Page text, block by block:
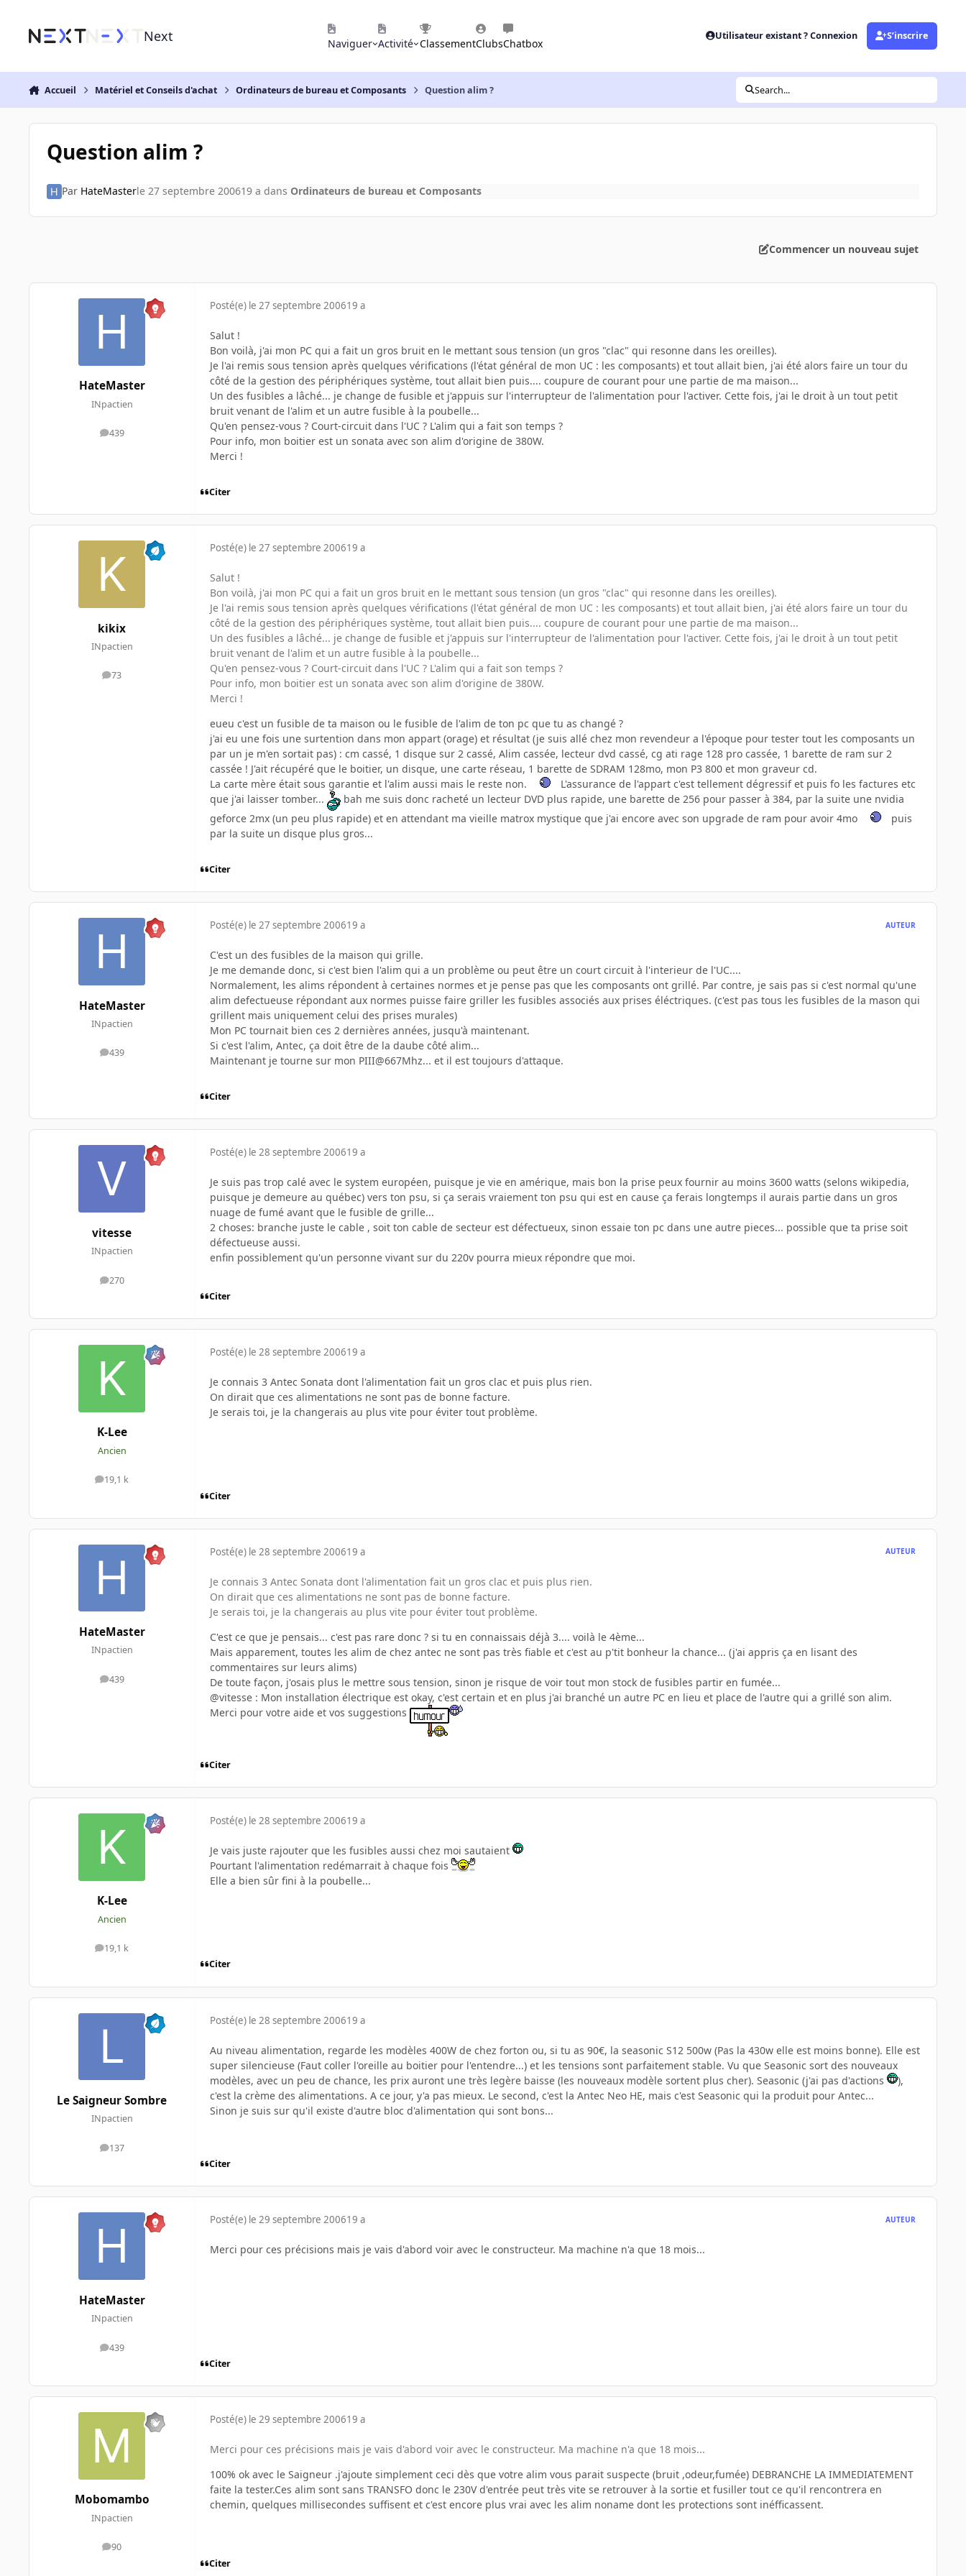
Next Naviguer Activité ClassementClubsChatbox
Utilisateur existant ? Connexion S’inscrire
Accueil Matériel et Conseils d'achat Ordinateurs de bureau et Composants Question alim ? Search...
Question alim ?
Par HateMasterle 27 septembre 200619 a dans Ordinateurs de bureau et Composants
Commencer un nouveau sujet
HateMaster
INpactien
439
messages
Posté(e) le 27 septembre 200619 a
Salut !
Bon voilà, j'ai mon PC qui a fait un gros bruit en le mettant sous tension (un gros "clac" qui resonne dans les oreilles).
Je l'ai remis sous tension après quelques vérifications (l'état général de mon UC : les composants) et tout allait bien, j'ai été alors faire un tour du
côté de la gestion des périphériques système, tout allait bien puis.... coupure de courant pour une partie de ma maison...
Un des fusibles a lâché... je change de fusible et j'appuis sur l'interrupteur de l'alimentation pour l'activer. Cette fois, j'ai le droit à un tout petit
bruit venant de l'alim et un autre fusible à la poubelle...
Qu'en pensez-vous ? Court-circuit dans l'UC ? L'alim qui a fait son temps ?
Pour info, mon boitier est un sonata avec son alim d'origine de 380W.
Merci !
Citer
kikix
INpactien
73
messages
Posté(e) le 27 septembre 200619 a
Salut !
Bon voilà, j'ai mon PC qui a fait un gros bruit en le mettant sous tension (un gros "clac" qui resonne dans les oreilles).
Je l'ai remis sous tension après quelques vérifications (l'état général de mon UC : les composants) et tout allait bien, j'ai été alors faire un tour du
côté de la gestion des périphériques système, tout allait bien puis.... coupure de courant pour une partie de ma maison...
Un des fusibles a lâché... je change de fusible et j'appuis sur l'interrupteur de l'alimentation pour l'activer. Cette fois, j'ai le droit à un tout petit
bruit venant de l'alim et un autre fusible à la poubelle...
Qu'en pensez-vous ? Court-circuit dans l'UC ? L'alim qui a fait son temps ?
Pour info, mon boitier est un sonata avec son alim d'origine de 380W.
Merci !
eueu c'est un fusible de ta maison ou le fusible de l'alim de ton pc que tu as changé ?
j'ai eu une fois une surtention dans mon appart (orage) et résultat (je suis allé chez mon revendeur a l'époque pour tester tout les composants un
par un je m'en sortait pas) : cm cassé, 1 disque sur 2 cassé, Alim cassée, lecteur dvd cassé, cg ati rage 128 pro cassée, 1 barette de ram sur 2
cassée ! J'ait récupéré que le boitier, un disque, une carte réseau, 1 barette de SDRAM 128mo, mon P3 800 et mon graveur cd.
La carte mère était sous garantie et l'alim aussi mais le reste non.
L'assurance de l'appart c'est tellement dégressif et puis fo les factures etc
que j'ai laisser tomber...
bah me suis donc racheté un lecteur DVD plus rapide, une barette de 256 pour passer à 384, par la suite une nvidia
geforce 2mx (un peu plus rapide) et en attendant ma vieille matrox mystique que j'ai encore avec son upgrade de ram pour avoir 4mo
puis
par la suite un disque plus gros...
Citer
HateMaster
INpactien
439
messages
Posté(e) le 27 septembre 200619 a AUTEUR
C'est un des fusibles de la maison qui grille.
Je me demande donc, si c'est bien l'alim qui a un problème ou peut être un court circuit à l'interieur de l'UC....
Normalement, les alims répondent à certaines normes et je pense pas que les composants ont grillé. Par contre, je sais pas si c'est normal qu'une
alim defectueuse répondant aux normes puisse faire griller les fusibles associés aux prises éléctriques. (c'est pas tous les fusibles de la mason qui
grillent mais uniquement celui des prises murales)
Mon PC tournait bien ces 2 dernières années, jusqu'à maintenant.
Si c'est l'alim, Antec, ça doit être de la daube côté alim...
Maintenant je tourne sur mon PIII@667Mhz... et il est toujours d'attaque.
Citer
vitesse
INpactien
270
messages
Posté(e) le 28 septembre 200619 a
Je suis pas trop calé avec le system européen, puisque je vie en amérique, mais bon la prise peux fournir au moins 3600 watts (selons wikipedia,
puisque je demeure au québec) vers ton psu, si ça serais vraiement ton psu qui est en cause ça ferais longtemps il aurais partie dans un gros
nuage de fumé avant que le fusible de grille...
2 choses: branche juste le cable , soit ton cable de secteur est défectueux, sinon essaie ton pc dans une autre pieces... possible que ta prise soit
défectueuse aussi.
enfin possiblement qu'un personne vivant sur du 220v pourra mieux répondre que moi.
Citer
K-Lee
Ancien
19,1 k
messages
Posté(e) le 28 septembre 200619 a
Je connais 3 Antec Sonata dont l'alimentation fait un gros clac et puis plus rien.
On dirait que ces alimentations ne sont pas de bonne facture.
Je serais toi, je la changerais au plus vite pour éviter tout problème.
Citer
HateMaster
INpactien
439
messages
Posté(e) le 28 septembre 200619 a AUTEUR
Je connais 3 Antec Sonata dont l'alimentation fait un gros clac et puis plus rien.
On dirait que ces alimentations ne sont pas de bonne facture.
Je serais toi, je la changerais au plus vite pour éviter tout problème.
C'est ce que je pensais... c'est pas rare donc ? si tu en connaissais déjà 3.... voilà le 4ème...
Mais apparement, toutes les alim de chez antec ne sont pas très fiable et c'est au p'tit bonheur la chance... (j'ai appris ça en lisant des
commentaires sur leurs alims)
De toute façon, j'osais plus le mettre sous tension, sinon je risque de voir tout mon stock de fusibles partir en fumée...
@vitesse : Mon installation électrique est okay, c'est certain et en plus j'ai branché un autre PC en lieu et place de l'autre qui a grillé son alim.
Merci pour votre aide et vos suggestions
Citer
K-Lee
Ancien
19,1 k
messages
Posté(e) le 28 septembre 200619 a
Je vais juste rajouter que les fusibles aussi chez moi sautaient
Pourtant l'alimentation redémarrait à chaque fois
Elle a bien sûr fini à la poubelle...
Citer
Le Saigneur Sombre
INpactien
137
messages
Posté(e) le 28 septembre 200619 a
Au niveau alimentation, regarde les modèles 400W de chez forton ou, si tu as 90€, la seasonic S12 500w (Pas la 430w elle est moins bonne). Elle est
super silencieuse (Faut coller l'oreille au boitier pour l'entendre...) et les tensions sont parfaitement stable. Vu que Seasonic sort des nouveaux
modèles, avec un peu de chance, les prix auront une très legère baisse (les nouveaux modèle sortent plus cher). Seasonic (j'ai pas d'actions
),
c'est la crème des alimentations. A ce jour, y'a pas mieux. Le second, c'est la Antec Neo HE, mais c'est Seasonic qui la produit pour Antec...
Sinon je suis sur qu'il existe d'autre bloc d'alimentation qui sont bons...
Citer
HateMaster
INpactien
439
messages
Posté(e) le 29 septembre 200619 a AUTEUR
Merci pour ces précisions mais je vais d'abord voir avec le constructeur. Ma machine n'a que 18 mois...
Citer
Mobomambo
INpactien
90
messages
Posté(e) le 29 septembre 200619 a
Merci pour ces précisions mais je vais d'abord voir avec le constructeur. Ma machine n'a que 18 mois...
100% ok avec le Saigneur .j'ajoute simplement ceci dès que votre alim vous parait suspecte (bruit ,odeur,fumée) DEBRANCHE LA IMMEDIATEMENT
faite la tester.Ces alim sont sans TRANSFO donc le 230V d'entrée peut très vite se retrouver à la sortie et fusiller tout ce qu'il rencontrera en
chemin, quelques millisecondes suffisent et c'est encore plus vrai avec les alim noname dont les protections sont inéfficassent.
Citer